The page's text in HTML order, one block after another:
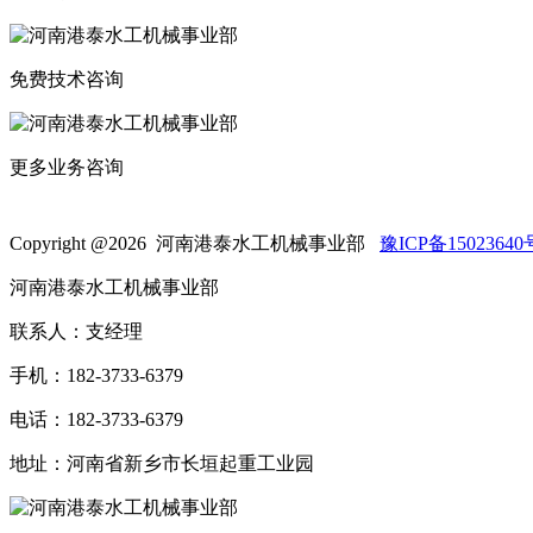
免费技术咨询
更多业务咨询
Copyright @2026 河南港泰水工机械事业部 豫ICP备15023640
河南港泰水工机械事业部
联系人：支经理
手机：182-3733-6379
电话：182-3733-6379
地址：河南省新乡市长垣起重工业园